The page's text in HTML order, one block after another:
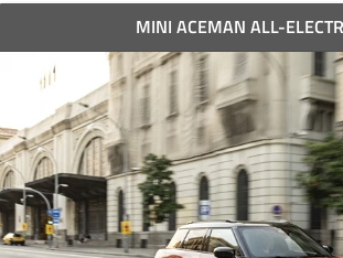
MINI ACEMAN ALL-